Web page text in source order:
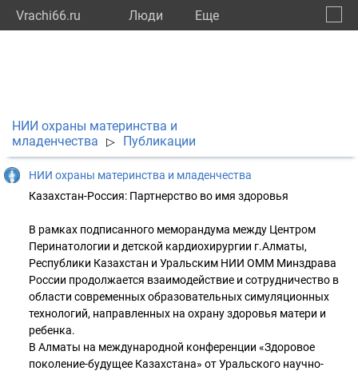
Vrachi66.ru Люди Eще
НИИ охраны материнства и
младенчества
▷ Публикации
НИИ охраны материнства и младенчества
Казахстан-Россия: Партнерство во имя здоровья
В рамках подписанного меморандума между Центром
Перинатологии и детской кардиохирургии г.Алматы,
Республики Казахстан и Уральским НИИ ОММ Минздрава
России продолжается взаимодействие и сотрудничество в
области современных образовательных симуляционных
технологий, направленных на охрану здоровья матери и
ребенка.
В Алматы на международной конференции «Здоровое
поколение-будущее Казахстана» от Уральского научно-